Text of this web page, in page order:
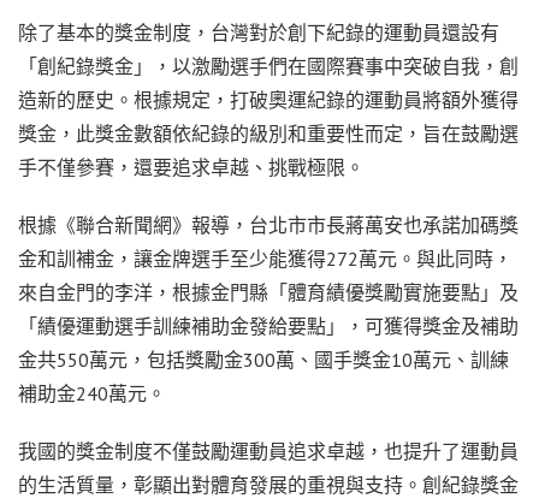
除了基本的獎金制度，台灣對於創下紀錄的運動員還設有
「創紀錄獎金」，以激勵選手們在國際賽事中突破自我，創
造新的歷史。根據規定，打破奧運紀錄的運動員將額外獲得
獎金，此獎金數額依紀錄的級別和重要性而定，旨在鼓勵選
手不僅參賽，還要追求卓越、挑戰極限。
根據《聯合新聞網》報導，台北市市長蔣萬安也承諾加碼獎
金和訓補金，讓金牌選手至少能獲得272萬元。與此同時，
來自金門的李洋，根據金門縣「體育績優獎勵實施要點」及
「績優運動選手訓練補助金發給要點」，可獲得獎金及補助
金共550萬元，包括獎勵金300萬、國手獎金10萬元、訓練
補助金240萬元。
我國的獎金制度不僅鼓勵運動員追求卓越，也提升了運動員
的生活質量，彰顯出對體育發展的重視與支持。創紀錄獎金